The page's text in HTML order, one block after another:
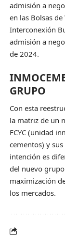
admisión a
en las Bolsas
Interconexión
admisión a
de 2024.
GRUPO
Con esta
la matriz de un
FCYC (unidad
cementos) y
intención es
del nuevo
maximización
los mercados.